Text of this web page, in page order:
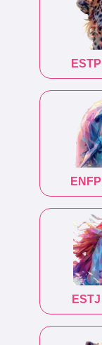
ESTP
ENFP
ESTJ